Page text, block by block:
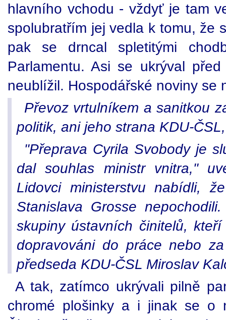
hlavního vchodu - vždyť je tam
spolubratřím jej vedla k tomu, že
pak se drncal spletitými
Parlamentu. Asi se ukrýval
neublížil. Hospodářské noviny se
Převoz vrtulníkem a sanitkou
politik, ani jeho strana KDU-
"Přeprava Cyrila Svobody je
dal souhlas ministr vnitra,"
Lidovci ministerstvu nabídli,
Stanislava Grosse
skupiny ústavních činitelů,
dopravováni do práce nebo
předseda KDU-ČSL Miroslav
A tak, zatímco ukrývali pilně
chromé plošinky a i jinak se o